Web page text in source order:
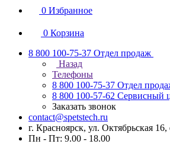
0 Избранное
0 Корзина
8 800 100-75-37 Отдел продаж
Назад
Телефоны
8 800 100-75-37 Отдел
8 800 100-57-62 Сервисный
Заказать звонок
contact@spetstech.ru
г. Красноярск, ул. Октябрьская
Пн - Пт: 9.00 - 18.00